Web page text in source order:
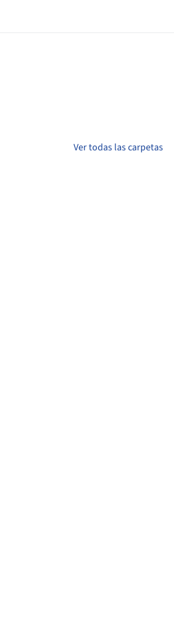
Ver todas las carpetas